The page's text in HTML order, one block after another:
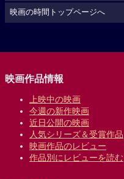
映画の時間トップページへ
映画作品情報
上映中の映画
今週の新作映画
近日公開の映画
人気シリーズ＆受賞作品
映画作品のレビュー
作品別にレビューを読む